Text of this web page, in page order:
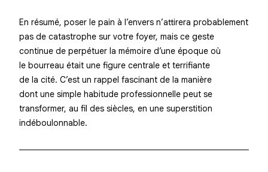
En résumé, poser le pain à l’envers n’attirera probablement
pas de catastrophe sur votre foyer, mais ce geste
continue de perpétuer la mémoire d’une époque où
le bourreau était une figure centrale et terrifiante
de la cité. C’est un rappel fascinant de la manière
dont une simple habitude professionnelle peut se
transformer, au fil des siècles, en une superstition
indéboulonnable.